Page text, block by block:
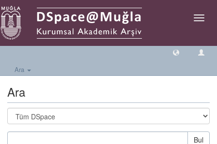
Geçiş
Ara
Ara
Bul